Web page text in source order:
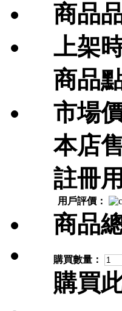
商品
上架
商品
市場
本店
註冊
用戶評價：
商品
購買數量：
購買